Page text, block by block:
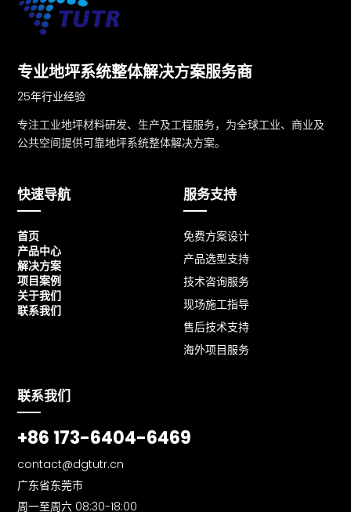
专业地坪系统整体解决方案服务商
25年行业经验
专注工业地坪材料研发、生产及工程服务，为全球工业、商业及
公共空间提供可靠地坪系统整体解决方案。
快速导航
首页
产品中心
解决方案
项目案例
关于我们
联系我们
服务支持
免费方案设计
产品选型支持
技术咨询服务
现场施工指导
售后技术支持
海外项目服务
联系我们
+86 173-6404-6469
contact@dgtutr.cn
广东省东莞市
周一至周六 08:30-18:00